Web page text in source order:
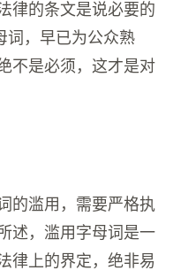
律的条文是说必要的
词，早已为公众熟
不是必须，这才是对
的滥用，需要严格执
述，滥用字母词是一
律上的界定，绝非易